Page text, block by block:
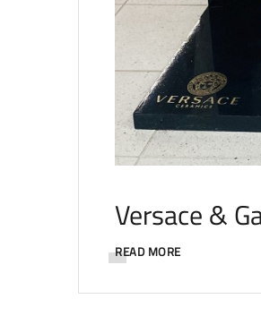
Versace &
READ MORE